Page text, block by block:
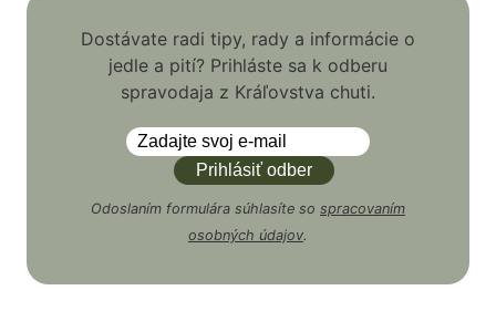
Dostávate radi tipy, rady a informácie o
jedle a pití? Prihláste sa k odberu
spravodaja z Kráľovstva chuti.
Odoslaním formulára súhlasíte so spracovaním
osobných údajov.